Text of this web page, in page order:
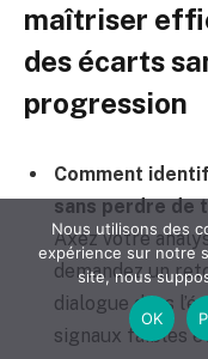
maîtriser
des écarts
progression
Comment
sans perdre de
Axez votre
demandez un
dialogue dans
signaux faibles
Nous utilisons des
expérience sur notre
site, nous
OK